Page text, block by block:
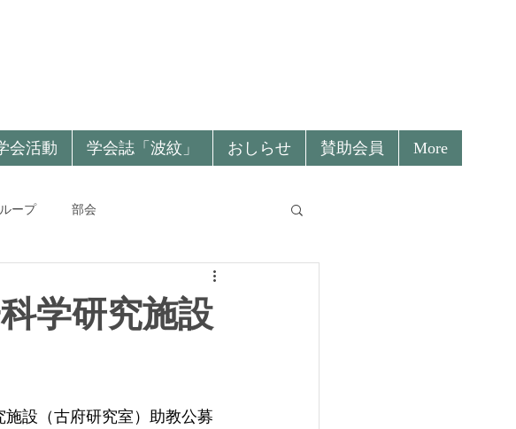
会活動 学会誌「波紋」 おしらせ 賛助会員 More
ープ 部会
学研究施設
設（古府研究室）助教公募